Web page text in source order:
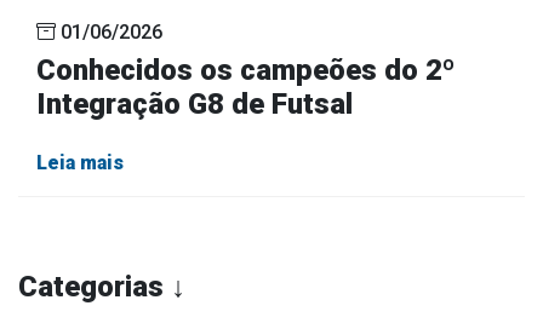
Categorias ↓
01/06/2026
Conhecidos os campeões do 2º
Integração G8 de Futsal
Leia mais